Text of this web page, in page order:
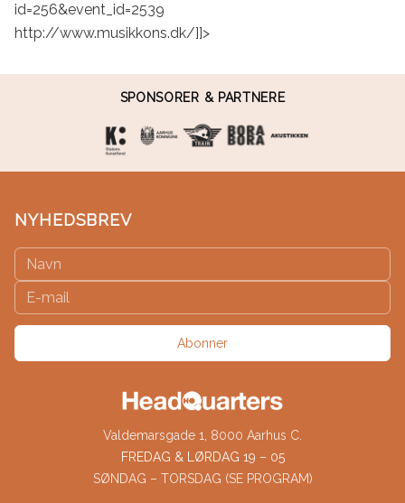
id=256&event_id=2539
http://www.musikkons.dk/]]>
SPONSORER & PARTNERE
NYHEDSBREV
Abonner
Valdemarsgade 1, 8000 Aarhus C.
FREDAG & LØRDAG 19 – 05
SØNDAG – TORSDAG (SE PROGRAM)